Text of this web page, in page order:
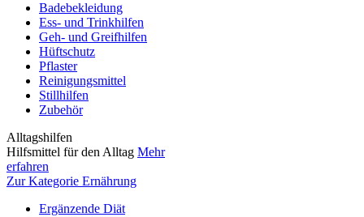
Badebekleidung
Ess- und Trinkhilfen
Geh- und Greifhilfen
Hüftschutz
Pflaster
Reinigungsmittel
Stillhilfen
Zubehör
Alltagshilfen
Hilfsmittel für den Alltag Mehr
erfahren
Zur Kategorie Ernährung
Ergänzende Diät